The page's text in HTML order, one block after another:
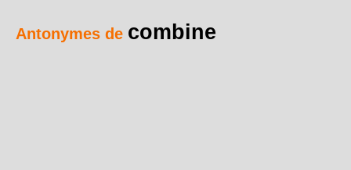
Antonymes de combine